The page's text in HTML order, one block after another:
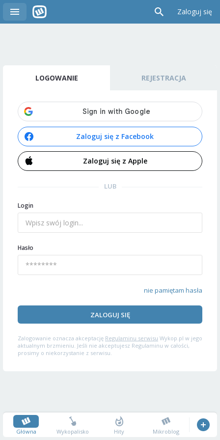
Zaloguj się
LOGOWANIE REJESTRACJA
Zaloguj się z Facebook
Zaloguj się z Apple
LUB
Login
Hasło
nie pamiętam hasła
ZALOGUJ SIĘ
Zalogowanie oznacza akceptację Regulaminu serwisu Wykop.pl w jego
aktualnym brzmieniu. Jeśli nie akceptujesz Regulaminu w całości,
prosimy o niekorzystanie z serwisu.
Główna Wykopalisko Hity Mikroblog